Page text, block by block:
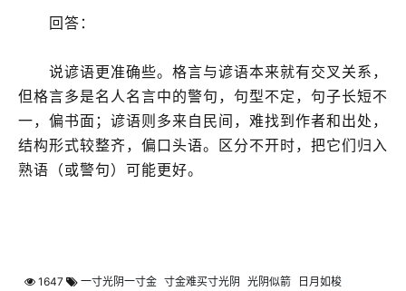
回答：
说谚语更准确些。格言与谚语本来就有交叉关系，
但格言多是名人名言中的警句，句型不定，句子长短不
一，偏书面；谚语则多来自民间，难找到作者和出处，
结构形式较整齐，偏口头语。区分不开时，把它们归入
熟语（或警句）可能更好。
1647 一寸光阴一寸金 寸金难买寸光阴 光阴似箭 日月如梭